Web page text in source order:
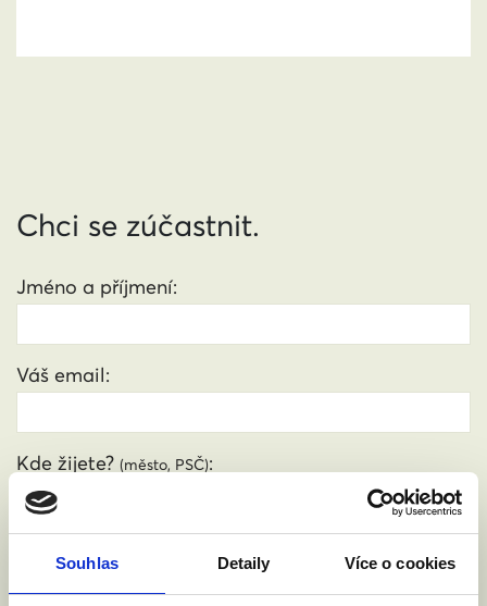
Souhlas Detaily Více o cookies
Chci se zúčastnit.
Jméno a příjmení:
Váš email:
Kde žijete? (město, PSČ):
Přijdu s doprovodem.